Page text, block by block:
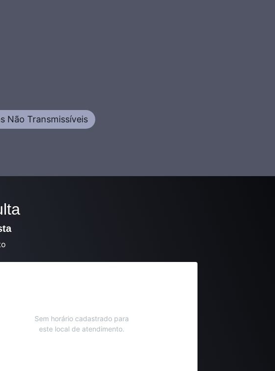
Não Transmissíveis
Sem horário cadastrado para
este local de atendimento.